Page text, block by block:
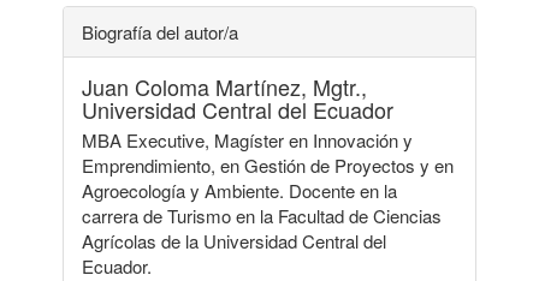
Biografía del autor/a
Juan Coloma Martínez, Mgtr.,
Universidad Central del Ecuador
MBA Executive, Magíster en Innovación y
Emprendimiento, en Gestión de Proyectos y en
Agroecología y Ambiente. Docente en la
carrera de Turismo en la Facultad de Ciencias
Agrícolas de la Universidad Central del
Ecuador.